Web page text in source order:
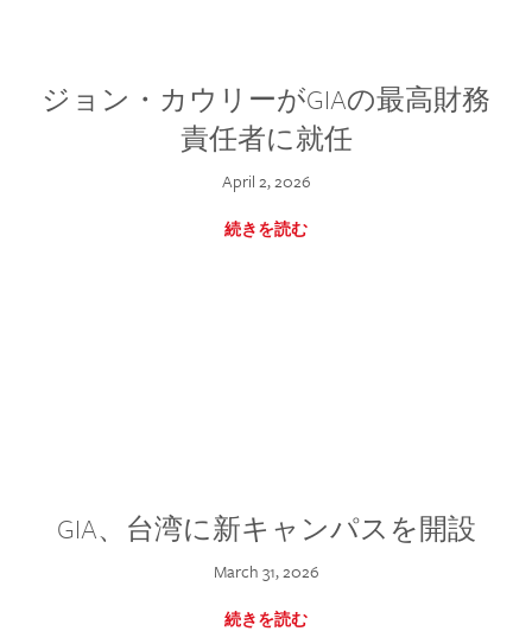
ジョン・カウリーがGIAの最高財務
責任者に就任
April 2, 2026
続きを読む
GIA、台湾に新キャンパスを開設
March 31, 2026
続きを読む